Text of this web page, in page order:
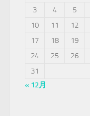
3
4 5
10
11 12
17
18 19
24
25 26
31
« 12月